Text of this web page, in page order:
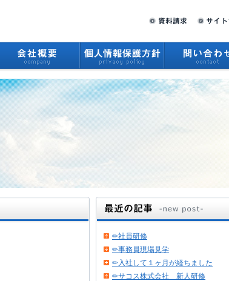
✏社員研修
✏事務員現場見学
✏入社して１ヶ月が経ちました
✏サコス株式会社 新人研修